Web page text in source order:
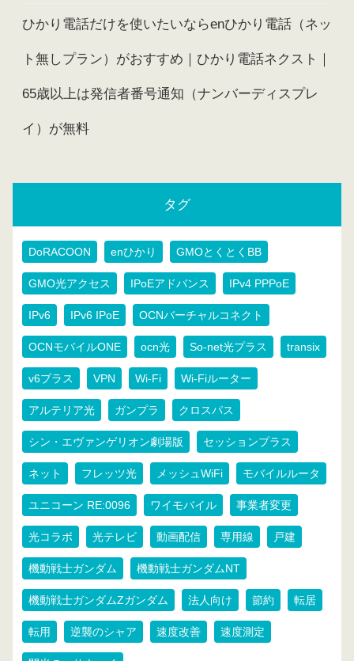
ひかり電話だけを使いたいならenひかり電話（ネッ
ト無しプラン）がおすすめ｜ひかり電話ネクスト｜
65歳以上は発信者番号通知（ナンバーディスプレ
イ）が無料
タグ
DoRACOON enひかり GMOとくとくBB
GMO光アクセス IPoEアドバンス IPv4 PPPoE
IPv6 IPv6 IPoE OCNバーチャルコネクト
OCNモバイルONE ocn光 So-net光プラス transix
v6プラス VPN Wi-Fi Wi-Fiルーター
アルテリア光 ガンプラ クロスパス
シン・エヴァンゲリオン劇場版 セッションプラス
ネット フレッツ光 メッシュWiFi モバイルルータ
ユニコーン RE:0096 ワイモバイル 事業者変更
光コラボ 光テレビ 動画配信 専用線 戸建
機動戦士ガンダム 機動戦士ガンダムNT
機動戦士ガンダムZガンダム 法人向け 節約 転居
転用 逆襲のシャア 速度改善 速度測定